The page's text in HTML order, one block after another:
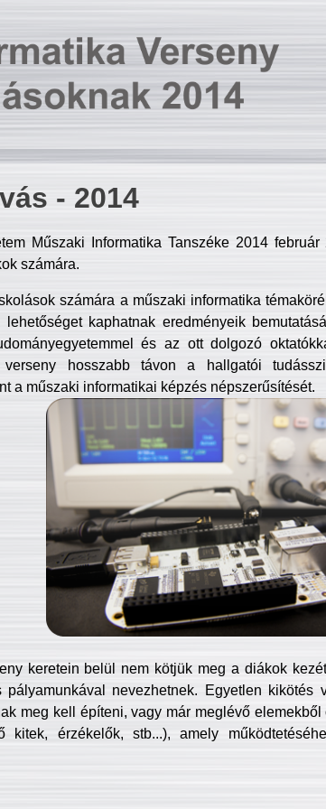
- 2014
Műszaki Informatika Tanszéke 2014
számára.
számára a műszaki informatika
kaphatnak eredményeik
és az ott dolgozó
verseny hosszabb távon a hallgatói
a műszaki informatikai képzés népszerűsítését.
keretein belül nem kötjük meg a diákok
pályamunkával nevezhetnek. Egyetlen
meg kell építeni, vagy már meglévő
kitek, érzékelők, stb...), amely